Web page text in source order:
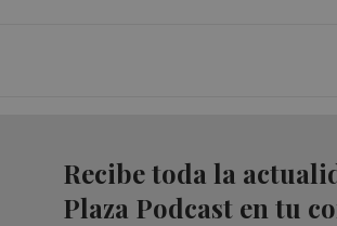
Recibe toda la
Plaza Podcast en tu